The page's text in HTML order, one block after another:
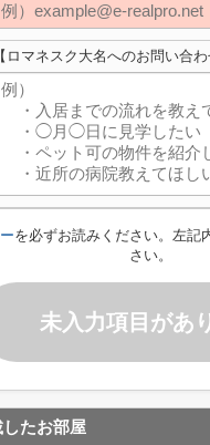
【ロマネスク大名へのお問い合わ
を必ずお読みください。左記
さい。
未入力項目があ
たお部屋